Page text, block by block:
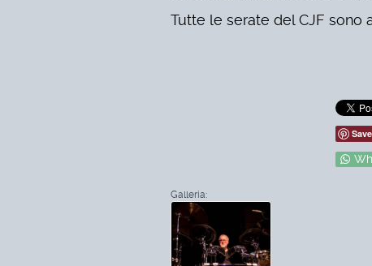
Tutte le serate del CJF sono
Save
Galleria: